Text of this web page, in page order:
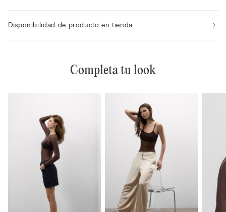
Disponibilidad de producto en tienda
Completa tu look